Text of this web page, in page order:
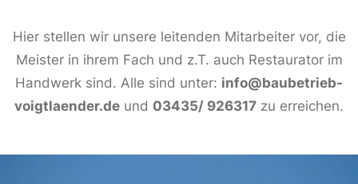
Hier stellen wir unsere leitenden Mitarbeiter vor, die
Meister in ihrem Fach und z.T. auch Restaurator im
Handwerk sind. Alle sind unter: info@baubetrieb-
voigtlaender.de und 03435/ 926317 zu erreichen.